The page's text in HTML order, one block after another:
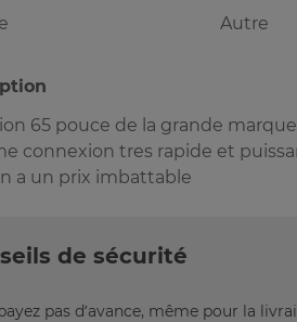
Autre
65 pouce de la grande
connexion tres rapide et
a un prix imbattable
de sécurité
pas d’avance, même pour la